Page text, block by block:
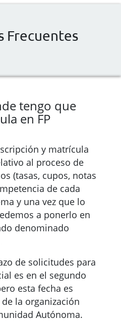
Frecuentes
tengo que
en FP
y matrícula
al proceso de
(tasas, cupos, notas
de cada
y una vez que lo
a ponerlo en
denominado
de solicitudes para
es en el segundo
esta fecha es
la organización
Autónoma.